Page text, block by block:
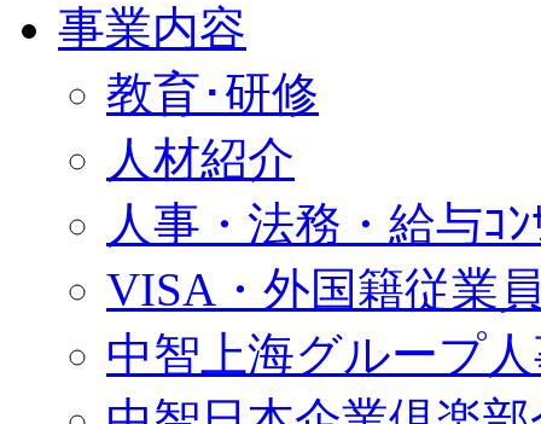
事業内容
教育･研修
人材紹介
人事・法務・給与ｺﾝ
VISA・外国籍従業
中智上海グループ